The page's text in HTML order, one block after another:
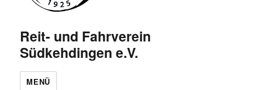
Reit- und Fahrverein
Südkehdingen e.V.
MENÜ